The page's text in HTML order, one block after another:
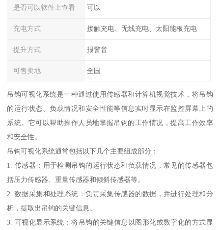
是否可以软件上查看 可以
充电方式 接触充电、无线充电、太阳能板充电
提升方式 报警音
可售卖地 全国
吊钩可视化系统是一种通过使用传感器和计算机视觉技术，将吊钩
的运行状态、负载情况和安全性能等信息实时显示在监控屏幕上的
系统。它可以帮助操作人员地掌握吊钩的工作情况，提高工作效率
和安全性。
吊钩可视化系统通常包括以下几个主要组成部分：
1. 传感器：用于检测吊钩的运行状态和负载情况，常见的传感器包
括压力传感器、重量传感器和倾斜传感器等。
2. 数据采集和处理系统：负责采集传感器的数据，并进行处理和分
析，提取出吊钩的关键信息。
3. 可视化显示系统：将吊钩的关键信息以图形化或数字化的方式显